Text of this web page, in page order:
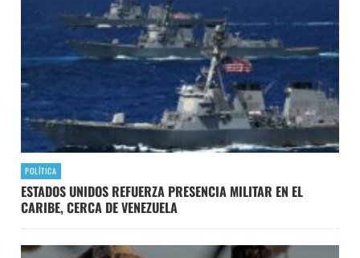
POLÍTICA
ESTADOS UNIDOS REFUERZA PRESENCIA MILITAR EN EL
CARIBE, CERCA DE VENEZUELA